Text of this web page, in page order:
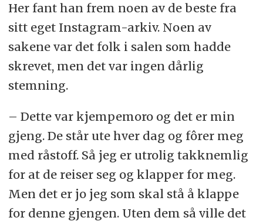
Her fant han frem noen av de beste fra
sitt eget Instagram-arkiv. Noen av
sakene var det folk i salen som hadde
skrevet, men det var ingen dårlig
stemning.
– Dette var kjempemoro og det er min
gjeng. De står ute hver dag og fôrer meg
med råstoff. Så jeg er utrolig takknemlig
for at de reiser seg og klapper for meg.
Men det er jo jeg som skal stå å klappe
for denne gjengen. Uten dem så ville det